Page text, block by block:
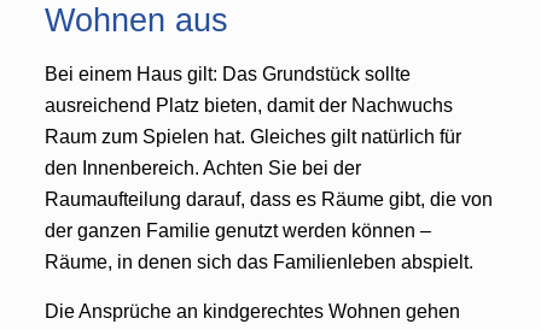
Wohnen aus
Bei einem Haus gilt: Das Grundstück sollte
ausreichend Platz bieten, damit der Nachwuchs
Raum zum Spielen hat. Gleiches gilt natürlich für
den Innenbereich. Achten Sie bei der
Raumaufteilung darauf, dass es Räume gibt, die von
der ganzen Familie genutzt werden können –
Räume, in denen sich das Familienleben abspielt.
Die Ansprüche an kindgerechtes Wohnen gehen